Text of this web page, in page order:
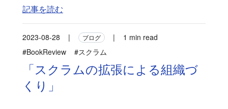
記事を読む
2023-08-28 | ブログ |
1 min read
#BookReview
#スクラム
「スクラムの拡張による組織づ
くり」